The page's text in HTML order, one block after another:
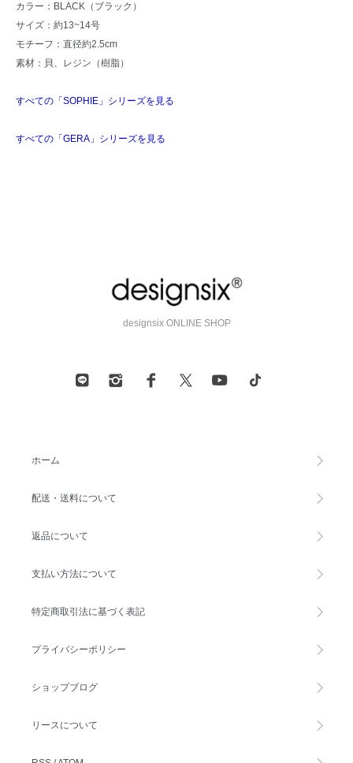
カラー：BLACK（ブラック）
サイズ：約13~14号
モチーフ：直径約2.5cm
素材：貝、レジン（樹脂）
すべての「SOPHIE」シリーズを見る
すべての「GERA」シリーズを見る
designsix ONLINE SHOP
ホーム
配送・送料について
返品について
支払い方法について
特定商取引法に基づく表記
プライバシーポリシー
ショップブログ
リースについて